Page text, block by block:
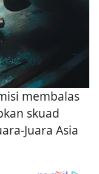
membalas
skuad
Juara Asia